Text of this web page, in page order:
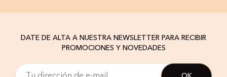
DATE DE ALTA A NUESTRA NEWSLETTER PARA RECIBIR
PROMOCIONES Y NOVEDADES